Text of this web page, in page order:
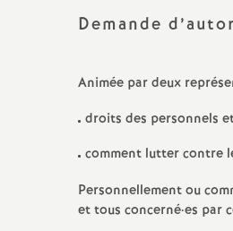
Demande
Animée par deux
droits des personnels
comment lutter contre
Personnellement ou
et tous concerné·es par